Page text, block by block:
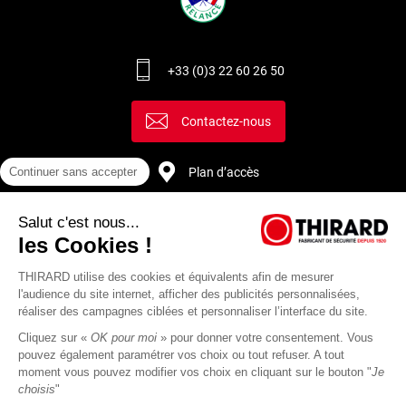
+33 (0)3 22 60 26 50
Contactez-nous
Plan d’accès
Continuer sans accepter
Salut c'est nous...
les Cookies !
THIRARD utilise des cookies et équivalents afin de mesurer
l'audience du site internet, afficher des publicités personnalisées,
réaliser des campagnes ciblées et personnaliser l’interface du site.
Cliquez sur « OK pour moi » pour donner votre consentement. Vous
pouvez également paramétrer vos choix ou tout refuser. A tout
moment vous pouvez modifier vos choix en cliquant sur le bouton "Je
choisis"